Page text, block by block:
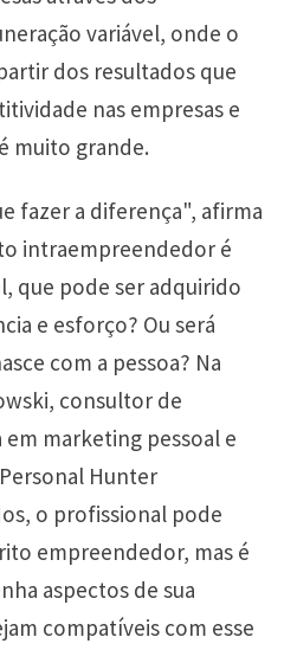
variável, onde o
dos resultados que
nas empresas e
muito grande.
fazer a diferença", afirma
intraempreendedor é
que pode ser adquirido
e esforço? Ou será
com a pessoa? Na
consultor de
em marketing pessoal e
Hunter
o profissional pode
empreendedor, mas é
aspectos de sua
compatíveis com esse